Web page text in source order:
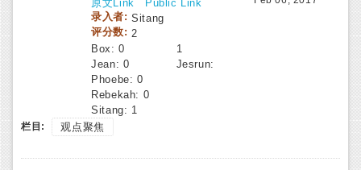
原文Link
Public Link
录入者: Sitang
评分数: 2
Box:0
Jean: 0 Jesrun:
1
Phoebe: 0
Rebekah: 0
Sitang: 1
栏目: 观点聚焦